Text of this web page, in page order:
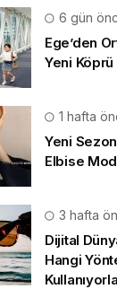
6 gün
Ege’den
Yeni Köprü
1 hafta
Yeni
Elbise
3 hafta
Dijital
Hangi